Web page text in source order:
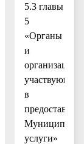
5.3 главы
5
«Органы
и
организации,
участвующие
в
услуги»